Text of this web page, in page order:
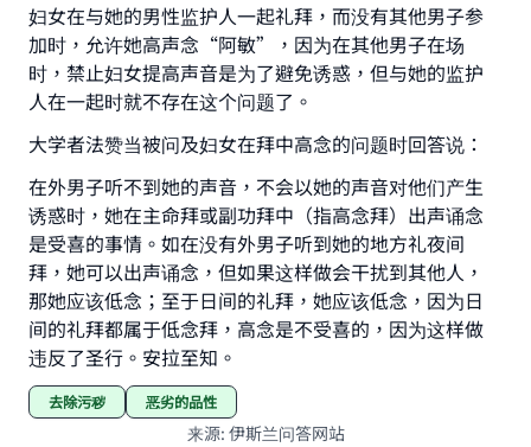
妇女在与她的男性监护人一起礼拜，而没有其他男子参
加时，允许她高声念“阿敏”，因为在其他男子在场
时，禁止妇女提高声音是为了避免诱惑，但与她的监护
人在一起时就不存在这个问题了。
大学者法赞当被问及妇女在拜中高念的问题时回答说：
在外男子听不到她的声音，不会以她的声音对他们产生
诱惑时，她在主命拜或副功拜中（指高念拜）出声诵念
是受喜的事情。如在没有外男子听到她的地方礼夜间
拜，她可以出声诵念，但如果这样做会干扰到其他人，
那她应该低念；至于日间的礼拜，她应该低念，因为日
间的礼拜都属于低念拜，高念是不受喜的，因为这样做
违反了圣行。安拉至知。
去除污秽 恶劣的品性
来源: 伊斯兰问答网站
Make an impact on millions of lives
with your contribution today
Your support is crucial for our mission.
The Prophet (ﷺ) said:
"A person who leads others to doing what is
good will earn the same reward as those who
do it."
(MUSLIM, 1893)